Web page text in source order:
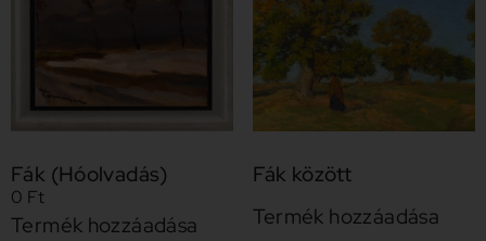
Fák (Hóolvadás)
0 Ft
Termék hozzáadása
Fák között
Termék hozzáadása